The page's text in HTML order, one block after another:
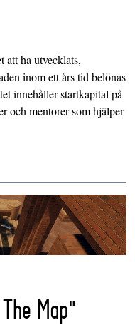
att ha utvecklats,
inom ett års tid belönas
innehåller startkapital på
och mentorer som hjälper
Map"